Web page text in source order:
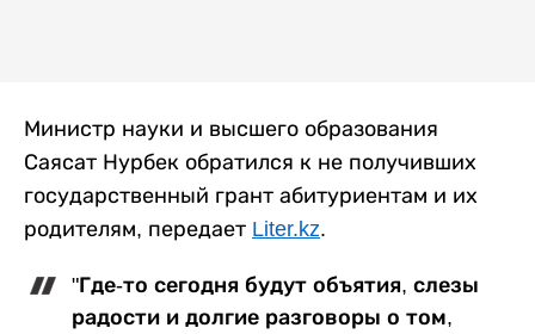
Министр науки и высшего образования
Саясат Нурбек обратился к не получивших
государственный грант абитуриентам и их
родителям, передает Liter.kz.
"Где-то сегодня будут объятия, слезы
радости и долгие разговоры о том,